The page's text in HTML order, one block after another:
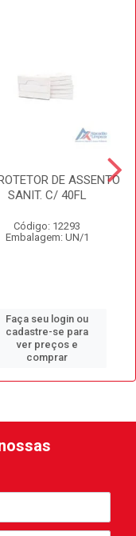
DE ASSENTO
SANIT. C/ 40FL
Código: 12293
Embalagem: UN/1
Faça seu login ou
cadastre-se para
ver preços e
comprar